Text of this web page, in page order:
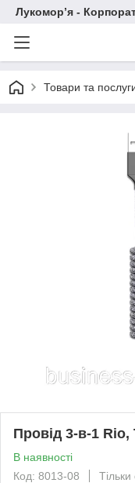
Лукомор’я -
Товари та
Провід 3-в-1 Rio,
В наявності
Код: 8013-08
Тільки